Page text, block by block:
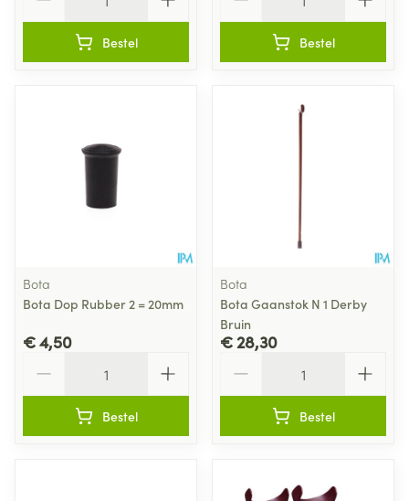
Bestel Bestel
Bota
Bota Dop Rubber 2 = 20mm
€ 4,50
Bestel
Bota
Bota Gaanstok N 1 Derby
Bruin
€ 28,30
Bestel